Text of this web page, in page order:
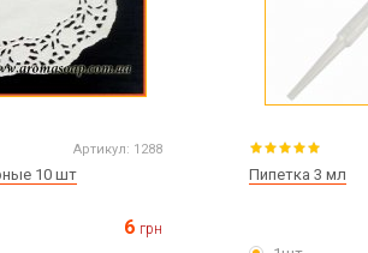
Артикул: 1288
10 шт
6 грн
Пипетка 3 мл